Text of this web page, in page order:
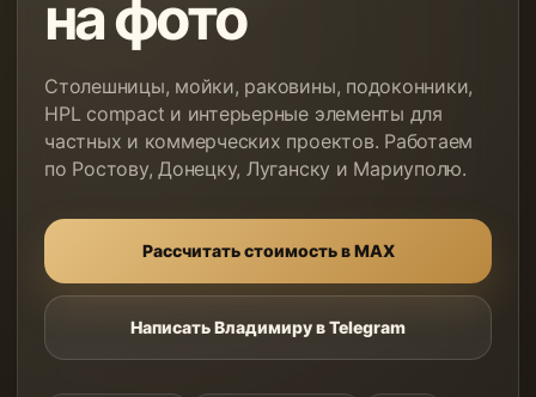
на фото
Столешницы, мойки, раковины, подоконники,
HPL compact и интерьерные элементы для
частных и коммерческих проектов. Работаем
по Ростову, Донецку, Луганску и Мариуполю.
Рассчитать стоимость в MAX
Написать Владимиру в Telegram